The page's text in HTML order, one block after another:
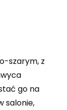
szarym, z
go na
salonie,